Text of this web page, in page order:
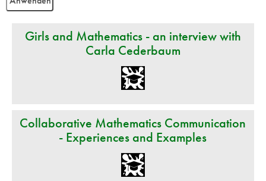
Girls and Mathematics - an interview with
Carla Cederbaum
Collaborative Mathematics Communication
- Experiences and Examples